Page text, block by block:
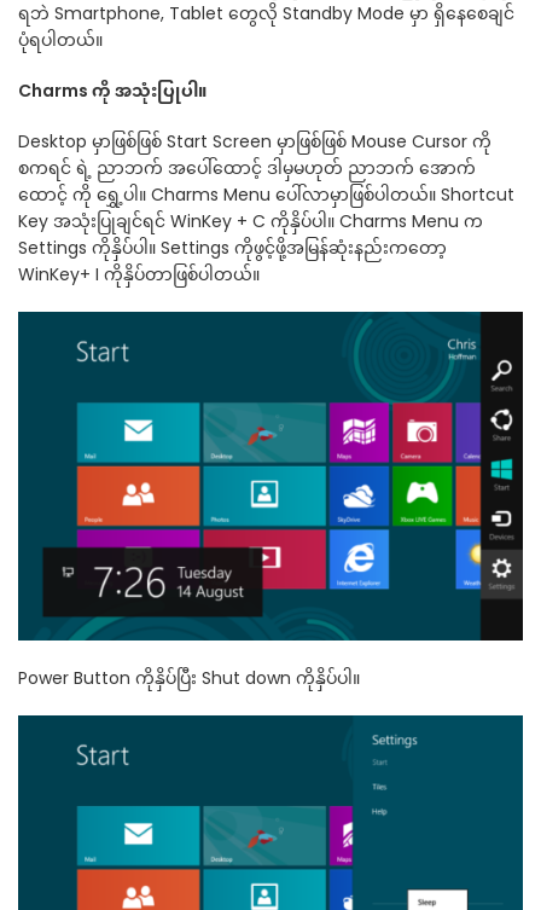
ရဘဲ Smartphone, Tablet တွေလို Standby Mode မှာ ရှိနေစေချင်
ပုံရပါတယ်။
Charms ကို အသုံးပြုပါ။
Desktop မှာဖြစ်ဖြစ် Start Screen မှာဖြစ်ဖြစ် Mouse Cursor ကို
စကရင် ရဲ့ ညာဘက် အပေါ်ထောင့် ဒါမှမဟုတ် ညာဘက် အောက်
ထောင့် ကို ရွှေ့ပါ။ Charms Menu ပေါ်လာမှာဖြစ်ပါတယ်။ Shortcut
Key အသုံးပြုချင်ရင် WinKey + C ကိုနှိပ်ပါ။ Charms Menu က
Settings ကိုနှိပ်ပါ။ Settings ကိုဖွင့်ဖို့အမြန်ဆုံးနည်းကတော့
WinKey+ I ကိုနှိပ်တာဖြစ်ပါတယ်။
Power Button ကိုနှိပ်ပြီး Shut down ကိုနှိပ်ပါ။